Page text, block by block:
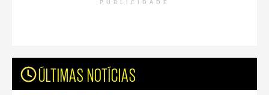
PUBLICIDADE
ÚLTIMAS NOTÍCIAS